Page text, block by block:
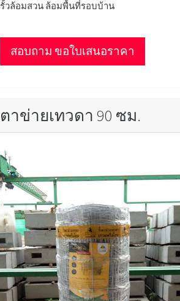
รั้วล้อมสวน ล้อมพื้นที่รอบบ้าน
สอบถาม ขอใบเสนอราคา
ตาข่ายเทวดา 90 ซม.